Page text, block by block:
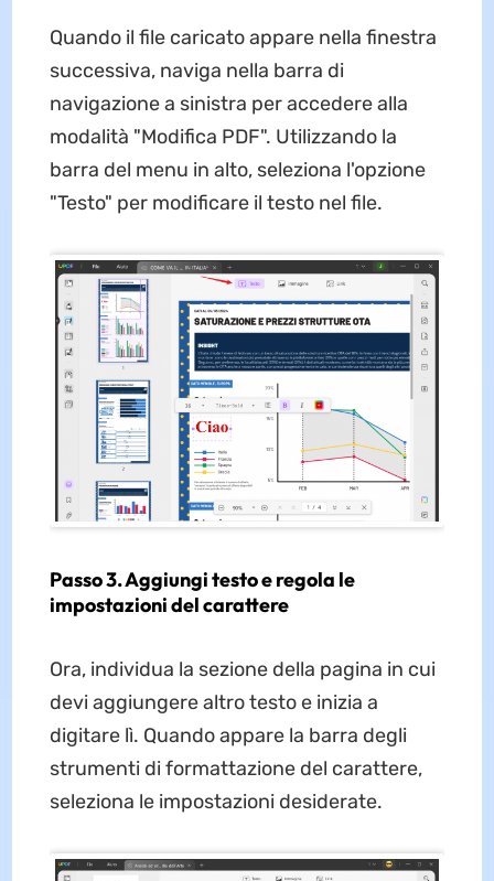
Quando il file caricato appare nella finestra
successiva, naviga nella barra di
navigazione a sinistra per accedere alla
modalità "Modifica PDF". Utilizzando la
barra del menu in alto, seleziona l'opzione
"Testo" per modificare il testo nel file.
Passo 3. Aggiungi testo e regola le
impostazioni del carattere
Ora, individua la sezione della pagina in cui
devi aggiungere altro testo e inizia a
digitare lì. Quando appare la barra degli
strumenti di formattazione del carattere,
seleziona le impostazioni desiderate.